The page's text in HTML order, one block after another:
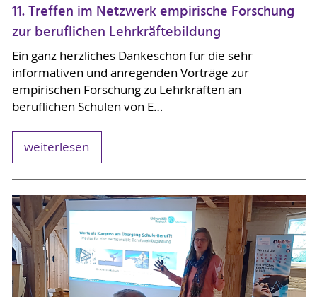
11. Treffen im Netzwerk empirische Forschung
zur beruflichen Lehrkräftebildung
Ein ganz herzliches Dankeschön für die sehr
informativen und anregenden Vorträge zur
empirischen Forschung zu Lehrkräften an
beruflichen Schulen von E…
weiterlesen